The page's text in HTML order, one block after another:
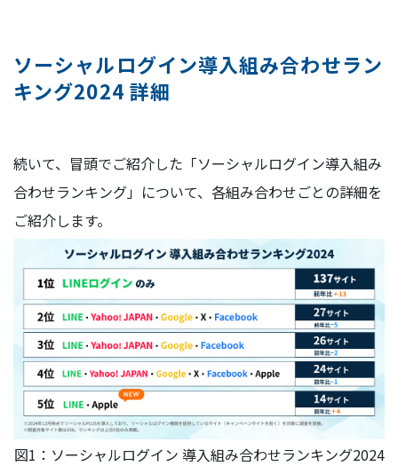
ソーシャルログイン導入組み合わせラン
キング2024 詳細
続いて、冒頭でご紹介した「ソーシャルログイン導入組み
合わせランキング」について、各組み合わせごとの詳細を
ご紹介します。
図1：ソーシャルログイン 導入組み合わせランキング2024